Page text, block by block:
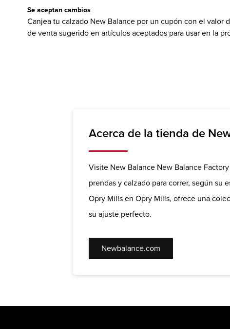
Se aceptan cambios
Canjea tu calzado New Balance por un cupón con el valor
de venta sugerido en artículos aceptados para usar en la
Acerca de la tienda de
Visite New Balance New Balance
prendas y calzado para correr, según su
Opry Mills en Opry Mills, ofrece una
su ajuste perfecto.
Newbalance.com